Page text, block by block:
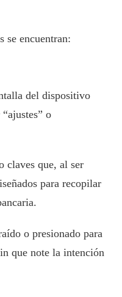
se encuentran:
del dispositivo
o
claves que, al ser
para recopilar
o presionado para
que note la intención